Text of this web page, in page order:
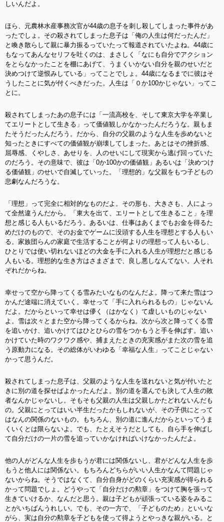
しいんだよ。
ほら、元農林水産事務次官が44歳の息子を刺し殺してしまった事件があ
ったでしょ。その殺されてしまった息子は「俺の人生は何だったんだ」
と喚き散らして親に暴力振るっていたって報道されていたよね。44歳に
もなってあんなセリフを吐くのは、まさしく「なにも自分でアクション
をとらなかったことを棚にあげて、うまくいかない自分を親のせいだと
決めつけて逆恨みしている」ってことでしょ。44歳になるまでに彼はそ
うしたことに気が付くべきだった。人生は「０か100かじゃない」ってこ
とに。
殺されてしまったあの息子には「一流高校を、そして東京大学を卒業し
てエリートとして生きる」って価値観しかなかったんだろうな。親もま
たそうだったんだろう。だから、自分の父親のような人生を歩めないと
知ったときにすべての価値観が崩壊してしまった。あとはその挫折感、
屈辱感、くやしさ、あせりを、人のせいにして現実から逃げ回っていた
のだろう。その意味で、彼は「0か100かの価値観」あるいは「決めつけ
る価値観」のせいで自滅していった。「理想的」な父親をもつ子どもの
悲劇なんだろうな。
「理想」って完全に相対的なものだよ。その形も、大きさも、人によっ
て全然違うんだから。「東大を出て、エリートとして生きること」を理
想と感じる人もいるだろう。あるいは、仕事はあくまでもお金を得るた
めだけのもので、そのお金でゲームに没頭する人生を理想とする人もい
る。家族団らんの家庭で生活することが何よりの理想って人もいるし、
ひとりでは使い切れないほどの大金を手に入れる人生が理想だと感じる
人もいる。理想的な生き方はさまざまで、良し悪しなんてない。人それ
ぞれだからね。
幸せって空から降ってくる雪みたいなものなんだよ。降って来た雪はつ
かんだ途端に消えていく。幸せって「手に入れられるもの」じゃないん
だよ。だからといって幸せは儚く（はかなく）て虚しいものじゃない
よ。雪は次々とまた空から降ってくるからね。次から次と降ってくる雪
を追いかけ、追いかけてはひとひらの雪をつかもうと手を伸ばす。追い
かけていた時のワクワク感や、捕まえたときの充実感がまた次の雪を追
う原動力になる。その総体がいわゆる「幸福な人生」ってことじゃない
かって思うんだ。
殺されてしまった息子は、父親のような人生を送れないと気が付いたと
きに別の道を探せばよかったんだよ。別の道を選んでも決して人生の敗
者なんかじゃないし。そもそも父親の人生は父親しかたどれないんだも
の。父親にとってはいい半生だったかもしれないが、その子供にとって
はなんの関係のないもの。もちろん、別の道に進んだからといってうま
くいくとは限らないよ。でも、たとえそうだとしても、自ら手を伸ばし
て自分だけの一片の雪を追っていかなければいけなかったんだよ。
他の人がどんな人生を歩もうが君には関係ないし、君がどんな人生を歩
もうと他人には関係ない。もちろんどちらがいい人生かなんて問題じゃ
ないからね。そうではなくて、自分自身がどのくらい充実感が得られる
かって問題でしょ。どうやって「自分だけの勲章」をつけて胸を張って
生きていけるか、なんだと思う。親は子どもが頑張っている姿をみるこ
とがいちばんうれしい。でも、その一方で、「子どものため」といいな
がら、実は自分の勲章を子どもを使って得ようとやっきな親がいる。と